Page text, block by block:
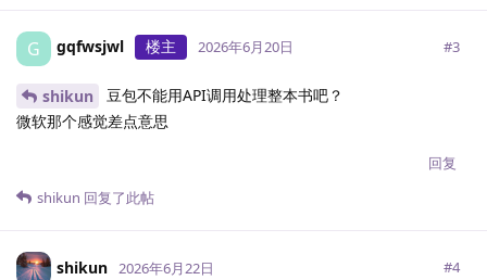
G gqfwsjwl 楼主 2026年6月20日 #3
shikun
豆包不能用API调用处理整本书吧？
微软那个感觉差点意思
回复
shikun 回复了此帖
shikun 2026年6月22日 #4